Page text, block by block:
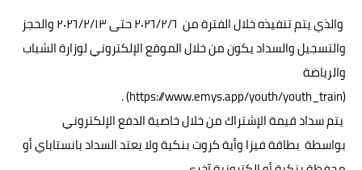
والذي يتم تنفيذه خلال الفترة من ٢٠٢٦/٢/٦ حتى ٢٠٢٦/٢/١٣ والحجز
والتسجيل والسداد يكون من خلال الموقع الإلكتروني لوزارة الشباب
والرياضة
(https://www.emys.app/youth/youth_train) .
يتم سداد قيمة الإشتراك من خلال خاصية الدفع الإلكتروني
بواسطة بطاقة فيزا وأية كروت بنكية ولا يعتد السداد بانستاباي أو